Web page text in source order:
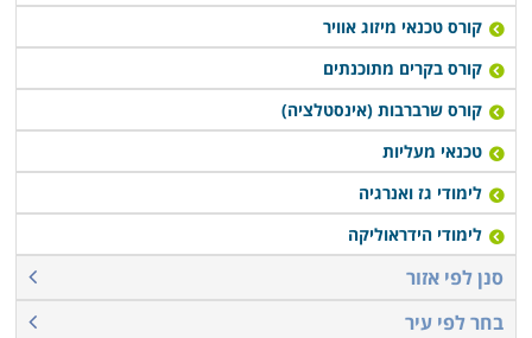
קורס טכנאי מיזוג אוויר
קורס בקרים מתוכנתים
קורס שרברבות (אינסטלציה)
טכנאי מעליות
לימודי גז ואנרגיה
לימודי הידראוליקה
סנן לפי אזור
בחר לפי עיר